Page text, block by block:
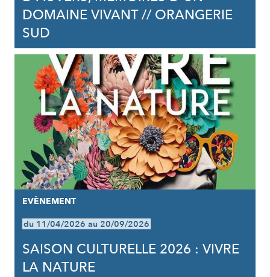
DOMAINE VIVANT // ORANGERIE
SUD
EVÈNEMENT
du 11/04/2026 au 20/09/2026
SAISON CULTURELLE 2026 : VIVRE
LA NATURE